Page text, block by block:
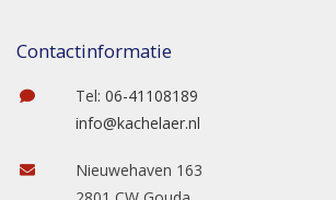
Contactinformatie
Tel: 06-41108189
info@kachelaer.nl
Nieuwehaven 163